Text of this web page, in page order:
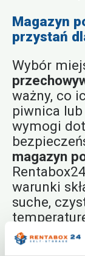
Magazyn
przystań
Wybór
ważny, co
piwnica lub
wymogi
magazyn
warunki
suche,
mebli